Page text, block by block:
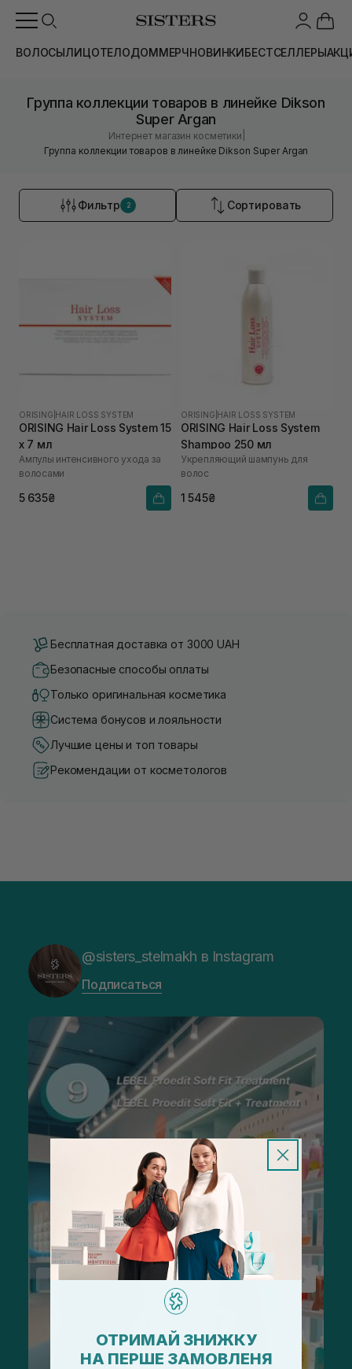
ВОЛОСЫЛИЦОТЕЛОДОММЕРЧНОВИНКИБЕСТСЕЛЛЕРЫ
Группа коллекции товаров в линейке Dikson
Super Argan
Интернет магазин косметики
Группа коллекции товаров в линейке Dikson Super Argan
Фильтр 2 Сортировать
ORISING HAIR LOSS SYSTEM
ORISING Hair Loss System 15
х 7 мл
Ампулы интенсивного ухода за
волосами
5 635₴
ORISING HAIR LOSS SYSTEM
ORISING Hair Loss System
Shampoo 250 мл
Укрепляющий шампунь для
волос
1 545₴
Бесплатная доставка от 3000 UAH
Безопасные способы оплаты
Только оригинальная косметика
Система бонусов и лояльности
Лучшие цены и топ товары
Рекомендации от косметологов
@sisters_stelmakh в Instagram
Подписаться
ОТРИМАЙ ЗНИЖКУ
НА ПЕРШЕ ЗАМОВЛЕНЯ